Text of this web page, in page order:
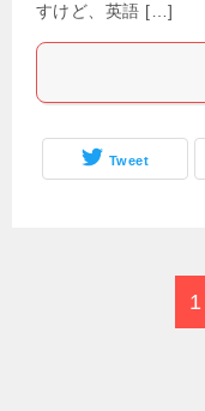
すけど、英語 […]
Tweet
1